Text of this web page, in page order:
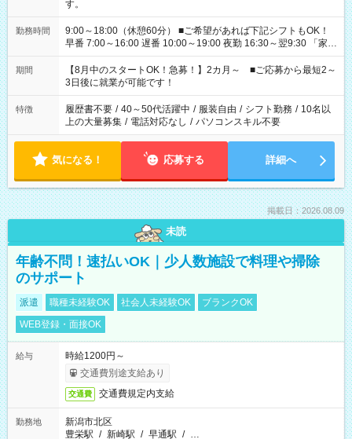
す。
勤務時間
9:00～18:00（休憩60分） ■ご希望があれば下記シフトもOK！
早番 7:00～16:00 遅番 10:00～19:00 夜勤 16:30～翌9:30 「家族
と休みを合わせたい」 「余裕を持って夕飯の準備がしたい」
「できれば残業はしたくない」 など、ご希望を教えてください
ね。 ※Wワーク希望の方へ 今ご覧のお仕事で希望する勤務時間
と、もう1つのお仕事の勤務時間。 合計で週40時間を超える場
合は応募できません。
期間
【8月中のスタートOK！急募！】2カ月～ ■ご応募から最短2～
3日後に就業が可能です！
特徴 履歴書不要 / 40～50代活躍中 / 服装自由 / シフト勤務 / 10名以
上の大量募集 / 電話対応なし / パソコンスキル不要
気になる！ 応募する 詳細へ
掲載日：2026.08.09
未読
年齢不問！速払いOK｜少人数施設で料理や掃除
のサポート
派遣 職種未経験OK 社会人未経験OK
ブランクOK
WEB登録・面接OK
給与
時給1200円～
交通費別途支給あり
交通費 交通費規定内支給
勤務地
新潟市北区
豊栄駅 / 新崎駅 / 早通駅 / …